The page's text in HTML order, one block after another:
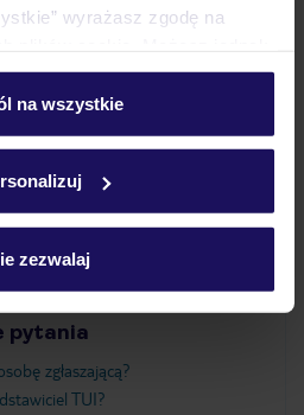
wyrażasz zgodę na
wchodząc w zakładkę
o plikach cookie znajdziesz
na wszystkie
zezwalaj
pytania
zgłaszającą?
TUI?